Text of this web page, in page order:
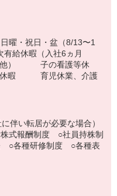
曜・祝日・盆（8/13〜1
給休暇（入社6ヵ月
続他） 子の看護等休
後休暇 育児休業、介護
い転居が必要な場合）
式報酬制度 ○社員持株制
○各種研修制度 ○各種表